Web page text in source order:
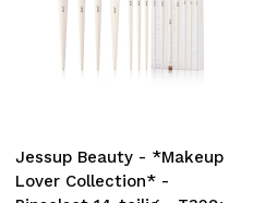
Jessup Beauty - *Makeup
Lover Collection* -